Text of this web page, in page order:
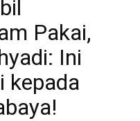
Pakai,
Ini
kepada